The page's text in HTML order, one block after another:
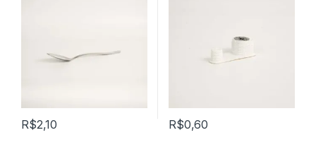
R$2,10 R$0,60